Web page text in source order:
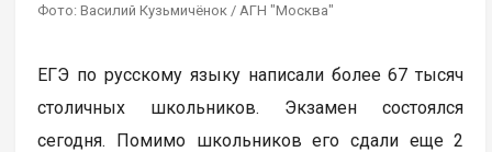
Фото: Василий Кузьмичёнок / АГН "Москва"
ЕГЭ по русскому языку написали более 67 тысяч
столичных школьников. Экзамен состоялся
сегодня. Помимо школьников его сдали еще 2